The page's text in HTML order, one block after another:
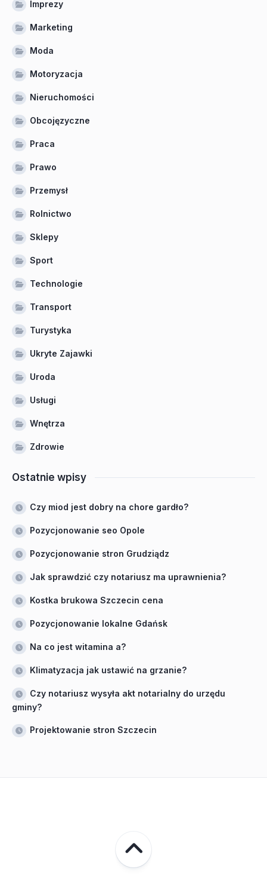
Imprezy
Marketing
Moda
Motoryzacja
Nieruchomości
Obcojęzyczne
Praca
Prawo
Przemysł
Rolnictwo
Sklepy
Sport
Technologie
Transport
Turystyka
Ukryte Zajawki
Uroda
Usługi
Wnętrza
Zdrowie
Ostatnie wpisy
Czy miod jest dobry na chore gardło?
Pozycjonowanie seo Opole
Pozycjonowanie stron Grudziądz
Jak sprawdzić czy notariusz ma uprawnienia?
Kostka brukowa Szczecin cena
Pozycjonowanie lokalne Gdańsk
Na co jest witamina a?
Klimatyzacja jak ustawić na grzanie?
Czy notariusz wysyła akt notarialny do urzędu
gminy?
Projektowanie stron Szczecin